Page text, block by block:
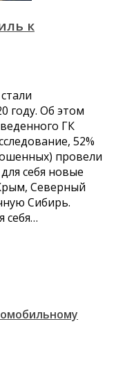
к
году. Об этом
ГК
52%
провели
себя новые
Северный
Сибирь.
себя…